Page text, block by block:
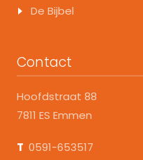
De Bijbel
Contact
Hoofdstraat 88
7811 ES Emmen
T 0591-653517